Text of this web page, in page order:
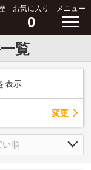
お気に入り
0
メニュー
覧
表示
変更